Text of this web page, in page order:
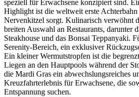
speziell für Erwachsene konzipiert sind.
Highlight ist die weltweit erste
Nervenkitzel sorgt. Kulinarisch verwöhnt
breiten Auswahl an Restaurants, darunter
Steakhouse und das Bonsai Teppanyaki.
Serenity-Bereich, ein exklusiver
Ein kleiner Wermutstropfen ist die
Liegen an den Hauptpools während der
die Mardi Gras ein abwechslungsreiches
Kreuzfahrterlebnis für Erwachsene, die
Entspannung suchen.